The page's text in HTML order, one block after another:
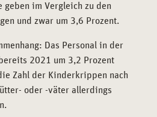
im Vergleich zu den
und zwar um 3,6 Prozent.
Das Personal in der
2021 um 3,2 Prozent
Zahl der Kinderkrippen nach
oder -väter allerdings